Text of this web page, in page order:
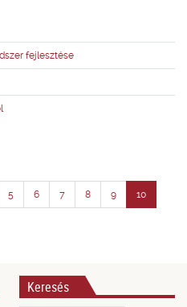
fejlesztése
5 6 7 8 9 10
Keresés